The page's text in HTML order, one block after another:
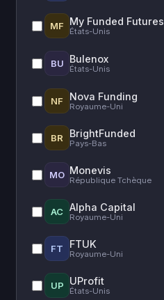
MF My Funded Futures
États-Unis
BU Bulenox
États-Unis
NF Nova Funding
Royaume-Uni
BR BrightFunded
Pays-Bas
MO Monevis
République Tchèque
AC Alpha Capital
Royaume-Uni
FT FTUK
Royaume-Uni
UP UProfit
États-Unis